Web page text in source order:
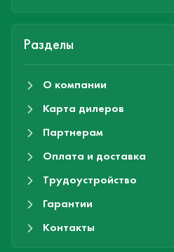
Разделы
О компании
Карта дилеров
Партнерам
Оплата и доставка
Трудоустройство
Гарантии
Контакты